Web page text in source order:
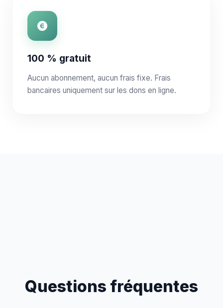
100 % gratuit
Aucun abonnement, aucun frais fixe. Frais
bancaires uniquement sur les dons en ligne.
Questions fréquentes